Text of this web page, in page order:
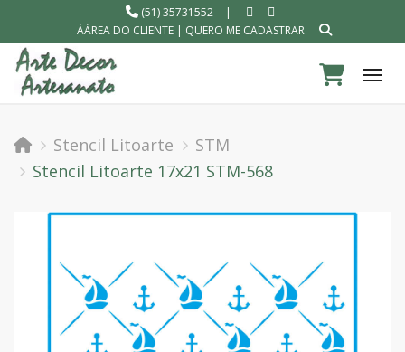
(51) 35731552
|
ÁÁREA DO CLIENTE| QUERO ME CADASTRAR
Stencil Litoarte
STM
Stencil Litoarte 17x21 STM-568